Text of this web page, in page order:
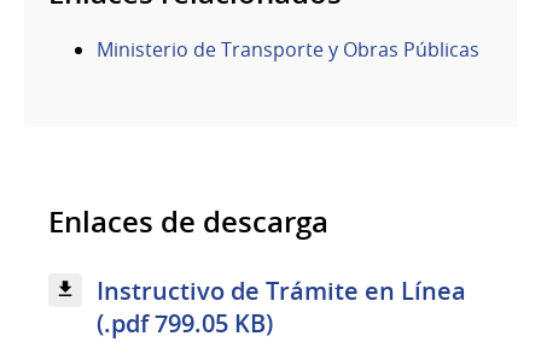
Ministerio de Transporte y Obras Públicas
Enlaces de descarga
Instructivo de Trámite en Línea
(.pdf 799.05 KB)